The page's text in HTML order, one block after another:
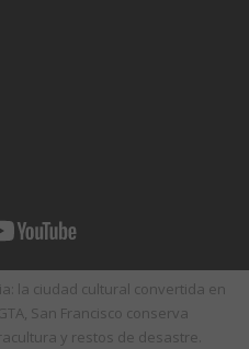
la ciudad cultural convertida en
San Francisco conserva
y restos de desastre.